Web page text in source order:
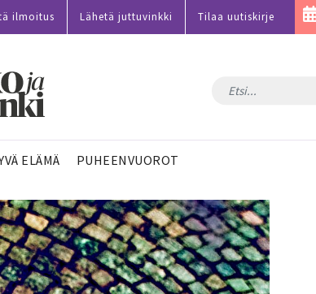
ilmoitus Lähetä juttuvinkki Tilaa uutiskirje
ELÄMÄ PUHEENVUOROT